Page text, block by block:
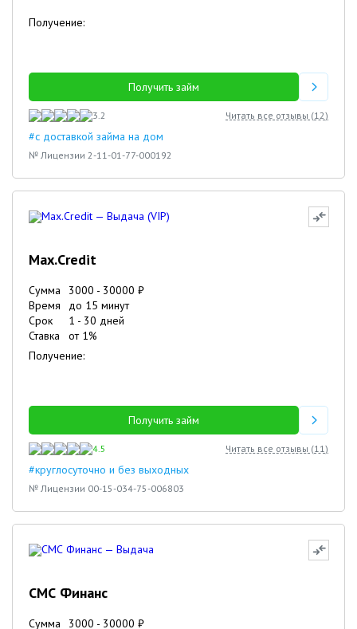
Max.Credit
Сумма 3000 - 30000 ₽
Время
до 15 минут
Срок
1 - 30 дней
Ставка
от 1%
Получение:
Получить займ
4.5 Читать все отзывы (11)
#круглосуточно и без выходных
№ Лицензии 00-15-034-75-006803
СМС Финанс
Сумма 3000 - 30000 ₽
Получение:
Получить займ
3.2 Читать все отзывы (12)
#с доставкой займа на дом
№ Лицензии 2-11-01-77-000192